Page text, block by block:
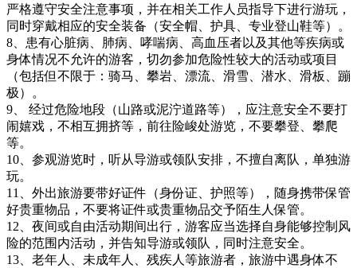
严格遵守安全注意事项，并在相关工作人员指导下进行游玩，
同时穿戴相应的安全装备（安全帽、护具、专业登山鞋等）。
8、患有心脏病、肺病、哮喘病、高血压者以及其他等疾病或
身体情况不允许的游客，切勿参加危险性较大的活动或项目
（包括但不限于：骑马、攀岩、漂流、滑雪、潜水、滑板、蹦
极）。
9、 经过危险地段（山路或泥泞道路等），应注意安全不要打
闹嬉戏，不相互拥挤等，前往险峻处游览，不要攀登、攀爬
等。
10、参观游览时，听从导游或领队安排，不擅自离队，单独游
玩。
11、外出旅游要带好证件（身份证、护照等），随身携带保管
好贵重物品，不要将证件或贵重物品交予陌生人保管。
12、夜间或自由活动期间出行，游客应当选择自身能够控制风
险的范围内活动，并告知导游或领队，同时注意安全。
13、老年人、未成年人、残疾人等旅游者，旅游中遇身体不